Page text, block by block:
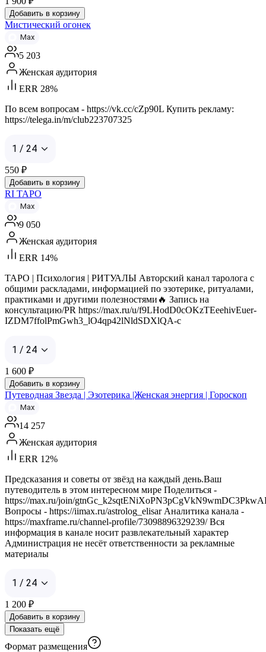
Добавить в корзину
Мистический огонек
Max
5 203
Женская аудитория
ERR 28%
По всем вопросам - https://vk.cc/cZp90L Купить рекламу:
https://telega.in/m/club223707325
1 / 24
550 ₽
Добавить в корзину
RI TAPO
Max
9 050
Женская аудитория
ERR 14%
ТАРО | Психология | РИТУАЛЫ Авторский канал таролога с
общими раскладами, информацией по эзотерике, ритуалами,
практиками и другими полезностями🔥 Запись на
консультацию/PR https://max.ru/u/f9LHodD0cOKzTEeehivEuer-
IZDM7ffolPmGwh3_lO4qp42lNldSDXlQA-c
1 / 24
1 600 ₽
Добавить в корзину
Путеводная Звезда | Эзотерика |Женская энергия | Гороскоп
Max
14 257
Женская аудитория
ERR 12%
Предсказания и советы от звёзд на каждый день.Ваш
путеводитель в этом интересном мире Поделиться -
https://max.ru/join/
Вопросы - https://iimax.ru/astrolog_elisar Аналитика канала -
https://maxframe.ru/channel-profile/73098896329239/ Вся
информация в канале носит развлекательный характер
Администрация не несёт ответственности за рекламные
материалы
1 / 24
1 200 ₽
Добавить в корзину
Показать ещё
Формат размещения